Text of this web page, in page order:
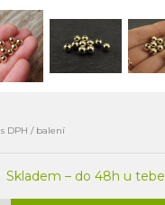
s DPH / balení
Skladem – do 48h u tebe